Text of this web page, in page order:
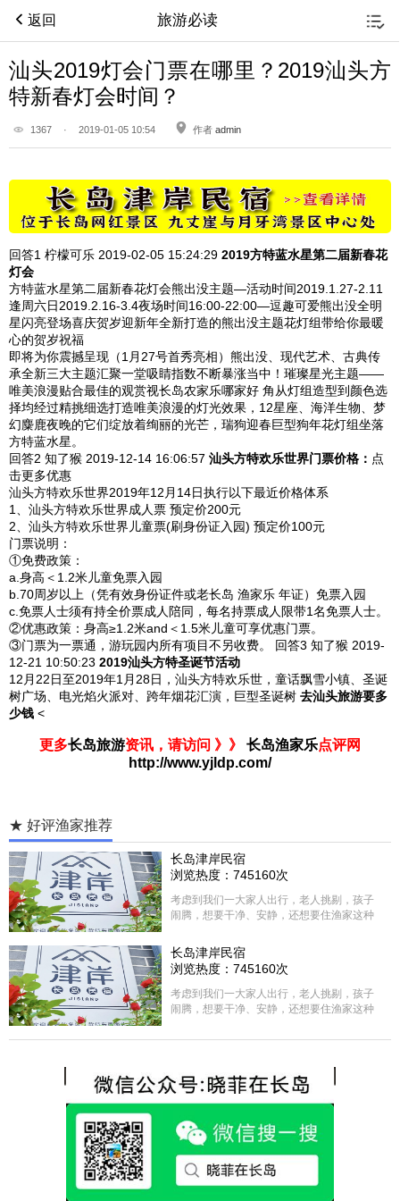
返回 旅游必读
汕头2019灯会门票在哪里？2019汕头方
特新春灯会时间？
1367 · 2019-01-05 10:54 作者 admin
回答1 柠檬可乐 2019-02-05 15:24:29 2019方特蓝水星第二届新春花
灯会
方特蓝水星第二届新春花灯会熊出没主题—活动时间2019.1.27-2.11
逢周六日2019.2.16-3.4夜场时间16:00-22:00—逗趣可爱熊出没全明
星闪亮登场喜庆贺岁迎新年全新打造的熊出没主题花灯组带给你最暖
心的贺岁祝福
即将为你震撼呈现（1月27号首秀亮相）熊出没、现代艺术、古典传
承全新三大主题汇聚一堂吸睛指数不断暴涨当中！璀璨星光主题——
唯美浪漫贴合最佳的观赏视长岛农家乐哪家好 角从灯组造型到颜色选
择均经过精挑细选打造唯美浪漫的灯光效果，12星座、海洋生物、梦
幻麋鹿夜晚的它们绽放着绚丽的光芒，瑞狗迎春巨型狗年花灯组坐落
方特蓝水星。
回答2 知了猴 2019-12-14 16:06:57 汕头方特欢乐世界门票价格： 点
击更多优惠
汕头方特欢乐世界2019年12月14日执行以下最近价格体系
1、汕头方特欢乐世界成人票 预定价200元
2、汕头方特欢乐世界儿童票(刷身份证入园) 预定价100元
门票说明：
①免费政策：
a.身高＜1.2米儿童免票入园
b.70周岁以上（凭有效身份证件或老长岛 渔家乐 年证）免票入园
c.免票人士须有持全价票成人陪同，每名持票成人限带1名免票人士。
②优惠政策：身高≥1.2米and＜1.5米儿童可享优惠门票。
③门票为一票通，游玩园内所有项目不另收费。 回答3 知了猴 2019-
12-21 10:50:23 2019汕头方特圣诞节活动
12月22日至2019年1月28日，汕头方特欢乐世，童话飘雪小镇、圣诞
树广场、电光焰火派对、跨年烟花汇演，巨型圣诞树 去汕头旅游要多
少钱 <
更多长岛旅游资讯，请访问 》》 长岛渔家乐点评网
http://www.yjldp.com/
★ 好评渔家推荐
长岛津岸民宿
浏览热度：745160次
考虑到我们一大家人出行，老人挑剔，孩子
闹腾，想要干净、安静，还想要住渔家这种
选择津岸民宿，实际体验客房很干净，饭菜
方面家里老人也很满意，整体饭菜给搭配的
很好，每顿饭也不重样的，海鲜确实是非常
的新鲜呢，另外值得一提的是，他家的海菜
包子非常好吃。 其实长岛可选的酒店、民宿
各不相同，可以根据自己的喜好选择。非常
热情，能根据我提出的需求来安排房间，这
点很好。
长岛津岸民宿
浏览热度：745160次
考虑到我们一大家人出行，老人挑剔，孩子
闹腾，想要干净、安静，还想要住渔家这种
选择津岸民宿，实际体验客房很干净，饭菜
很好，每顿饭也不重样的，海鲜确实是非常
的新鲜呢，另外值得一提的是，他家的海菜
包子非常好吃。 其实长岛可选的酒店、民宿
各不相同，可以根据自己的喜好选择。非常
推荐津岸民宿，关键是老板娘晓菲很细心、
热情，能根据我提出的需求来安排房间，这
点很好。